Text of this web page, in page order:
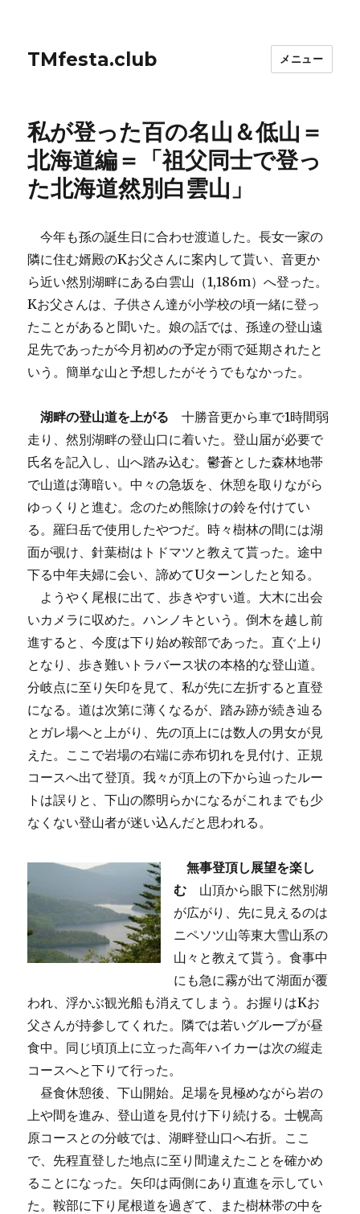
TMfesta.club メニュー
私が登った百の名山＆低山＝
北海道編＝「祖父同士で登っ
た北海道然別白雲山」
今年も孫の誕生日に合わせ渡道した。長女一家の
隣に住む婿殿のKお父さんに案内して貰い、音更か
ら近い然別湖畔にある白雲山（1,186m）へ登った。
Kお父さんは、子供さん達が小学校の頃一緒に登っ
たことがあると聞いた。娘の話では、孫達の登山遠
足先であったが今月初めの予定が雨で延期されたと
いう。簡単な山と予想したがそうでもなかった。
湖畔の登山道を上がる 十勝音更から車で1時間弱
走り、然別湖畔の登山口に着いた。登山届が必要で
氏名を記入し、山へ踏み込む。鬱蒼とした森林地帯
で山道は薄暗い。中々の急坂を、休憩を取りながら
ゆっくりと進む。念のため熊除けの鈴を付けてい
る。羅臼岳で使用したやつだ。時々樹林の間には湖
面が覗け、針葉樹はトドマツと教えて貰った。途中
下る中年夫婦に会い、諦めてUターンしたと知る。
ようやく尾根に出て、歩きやすい道。大木に出会
いカメラに収めた。ハンノキという。倒木を越し前
進すると、今度は下り始め鞍部であった。直ぐ上り
となり、歩き難いトラバース状の本格的な登山道。
分岐点に至り矢印を見て、私が先に左折すると直登
になる。道は次第に薄くなるが、踏み跡が続き辿る
とガレ場へと上がり、先の頂上には数人の男女が見
えた。ここで岩場の右端に赤布切れを見付け、正規
コースへ出て登頂。我々が頂上の下から辿ったルー
トは誤りと、下山の際明らかになるがこれまでも少
なくない登山者が迷い込んだと思われる。
無事登頂し展望を楽し
む 山頂から眼下に然別湖
が広がり、先に見えるのは
ニペソツ山等東大雪山系の
山々と教えて貰う。食事中
にも急に霧が出て湖面が覆
われ、浮かぶ観光船も消えてしまう。お握りはKお
父さんが持参してくれた。隣では若いグループが昼
食中。同じ頃頂上に立った高年ハイカーは次の縦走
コースへと下りて行った。
昼食休憩後、下山開始。足場を見極めながら岩の
上や間を進み、登山道を見付け下り続ける。士幌高
原コースとの分岐では、湖畔登山口へ右折。ここ
で、先程直登した地点に至り間違えたことを確かめ
ることになった。矢印は両側にあり直進を示してい
た。鞍部に下り尾根道を過ぎて、また樹林帯の中を